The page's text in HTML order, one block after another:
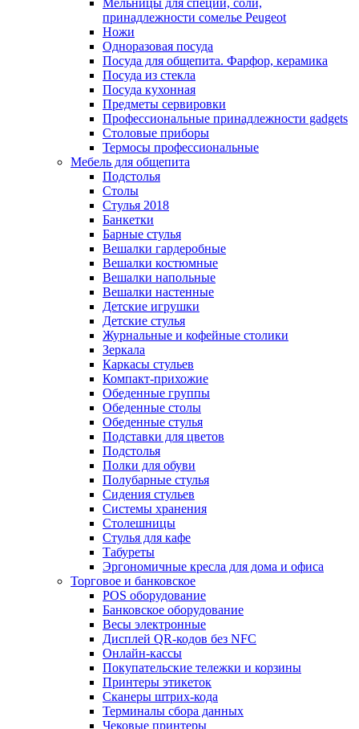
Мельницы для специй, соли,
принадлежности сомелье Peugeot
Ножи
Одноразовая посуда
Посуда для общепита. Фарфор, керамика
Посуда из стекла
Посуда кухонная
Предметы сервировки
Профессиональные принадлежности gadgets
Столовые приборы
Термосы профессиональные
Мебель для общепита
Подстолья
Столы
Стулья 2018
Банкетки
Барные стулья
Вешалки гардеробные
Вешалки костюмные
Вешалки напольные
Вешалки настенные
Детские игрушки
Детские стулья
Журнальные и кофейные столики
Зеркала
Каркасы стульев
Компакт-прихожие
Обеденные группы
Обеденные столы
Обеденные стулья
Подставки для цветов
Подстолья
Полки для обуви
Полубарные стулья
Сидения стульев
Системы хранения
Столешницы
Стулья для кафе
Табуреты
Эргономичные кресла для дома и офиса
Торговое и банковское
POS оборудование
Банковское оборудование
Весы электронные
Дисплей QR-кодов без NFC
Онлайн-кассы
Покупательские тележки и корзины
Принтеры этикеток
Сканеры штрих-кода
Терминалы сбора данных
Чековые принтеры